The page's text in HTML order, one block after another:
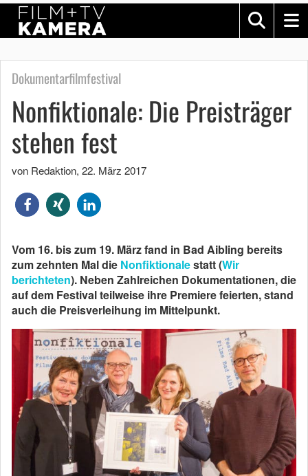
Dokumentarfilmfestival
Nonfiktionale: Die Preisträger
stehen fest
von Redaktion, 22. März 2017
Vom 16. bis zum 19. März fand in Bad Aibling bereits
zum zehnten Mal die Nonfiktionalestatt (Wir
berichteten). Neben Zahlreichen Dokumentationen, die
auf dem Festival teilweise ihre Premiere feierten, stand
auch die Preisverleihung im Mittelpunkt.